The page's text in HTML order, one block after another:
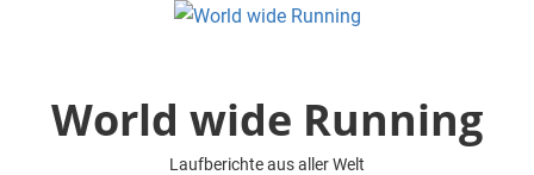
World wide Running
Laufberichte aus aller Welt